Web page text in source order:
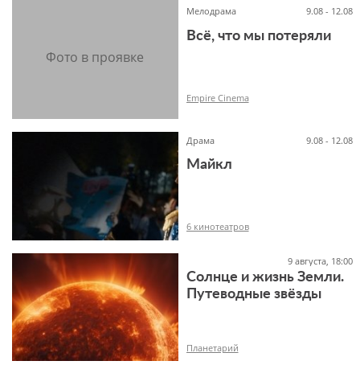
Мелодрама 9.08 - 12.08
Всё, что мы потеряли
Empire Cinema
Драма 9.08 - 12.08
Майкл
6 кинотеатров
9 августа, 18:00
Солнце и жизнь Земли.
Путеводные звёзды
Планетарий